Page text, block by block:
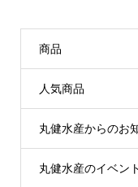
商品
人気商品
丸健水産からのお
丸健水産のイベン